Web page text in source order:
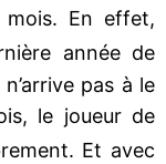
mois. En effet,
année de
pas à le
le joueur de
Et avec